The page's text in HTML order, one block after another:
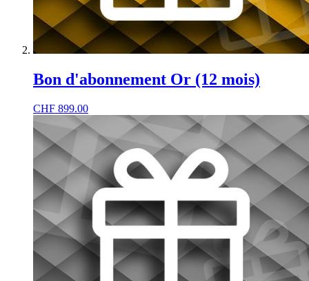
Bon d'abonnement Or (12 mois)
CHF 899.00